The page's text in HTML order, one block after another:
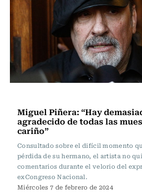
Miguel Piñera: “Hay
agradecido de todas las
cariño”
Consultado sobre el difícil momento
pérdida de su hermano, el artista no
comentarios durante el velorio del
exCongreso Nacional.
Miércoles 7 de febrero de 2024